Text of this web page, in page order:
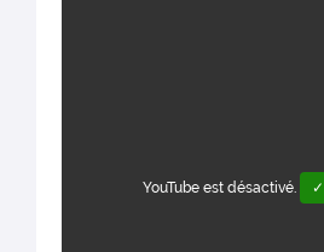
YouTube est désactivé.